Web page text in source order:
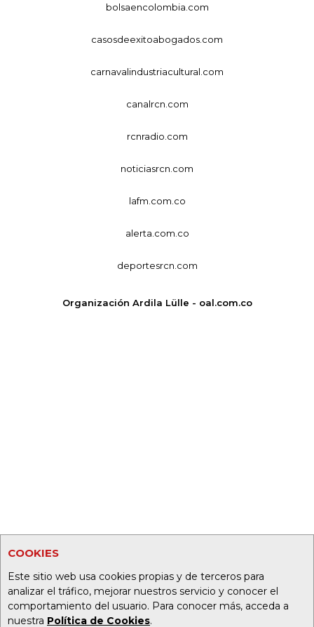
COOKIES
Este sitio web usa cookies propias y de terceros para
analizar el tráfico, mejorar nuestros servicio y conocer el
comportamiento del usuario. Para conocer más, acceda a
nuestra Política de Cookies.
bolsaencolombia.com
casosdeexitoabogados.com
carnavalindustriacultural.com
canalrcn.com
rcnradio.com
noticiasrcn.com
lafm.com.co
alerta.com.co
deportesrcn.com
Organización Ardila Lülle - oal.com.co